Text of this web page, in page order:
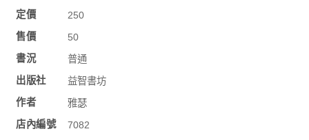
定價
250
售價
50
書況
普通
出版社
益智書坊
作者
雅瑟
店內編號
7082